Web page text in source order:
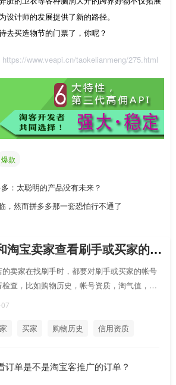
设计师的发展提供了新的路径。
去买造物节的门票了，你呢？
https://www.veapi.cn/taokelianmeng/275.html
爆款
多：太聪明的产品没有未来？
，然而拼多多那一套恐怕行不通了
天猫和淘宝卖家查看刷手或买家的购物历史、帐号购信用和资质体检常用网址
卖家在找刷手时，都要对刷手或买家的帐号
检查，比如购物历史，帐号资质，淘气值，卖
买家 购物历史 信用资质
订单是不是淘宝客推广的订单？